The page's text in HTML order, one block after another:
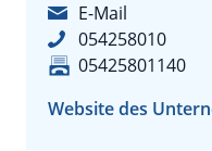
E-Mail
054258010
05425801140
Website des